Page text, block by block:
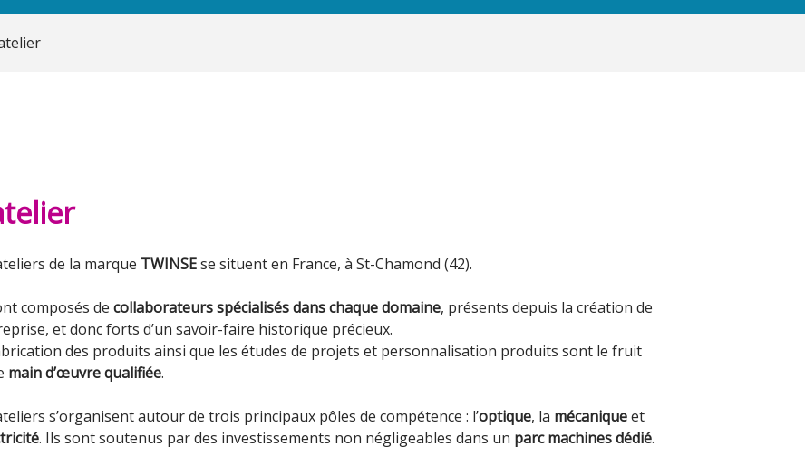
de la marque TWINSEse situent en France, à St-Chamond (42).
composés de collaborateurs spécialisés dans chaque domaine, présents depuis la création de
et donc forts d’un savoir-faire historique précieux.
des produits ainsi que les études de projets et personnalisation produits sont le fruit
main d’œuvre qualifiée.
s’organisent autour de trois principaux pôles de compétence : l’optique, la mécaniqueet
. Ils sont soutenus par des investissements non négligeables dans un parc machines dédié.